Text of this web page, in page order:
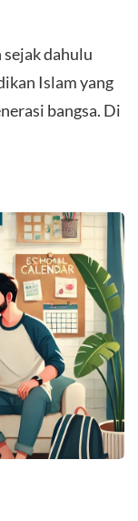
dahulu
Islam yang
bangsa. Di